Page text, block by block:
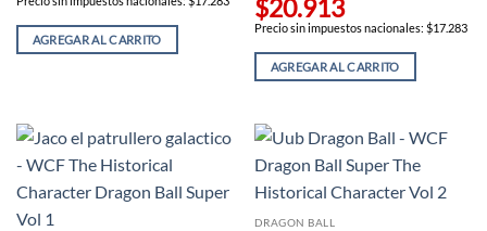
AGREGAR AL CARRITO
$20.913
Precio sin impuestos nacionales: $17.283
AGREGAR AL CARRITO
DRAGON BALL